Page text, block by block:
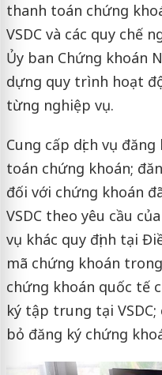
thanh toán chứng
VSDC và các quy chế
Ủy ban Chứng khoán
dựng quy trình hoạt
từng nghiệp vụ.
Cung cấp dịch vụ
toán chứng khoán;
đối với chứng khoán
VSDC theo yêu cầu
vụ khác quy định tại
mã chứng khoán
chứng khoán quốc tế
ký tập trung tại
bỏ đăng ký chứng